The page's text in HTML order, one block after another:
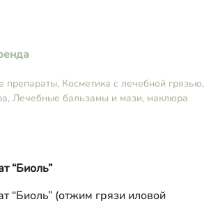
препараты, Косметика с лечебной грязью,
Лечебные бальзамы и мази, маклюра
“Биоль”
“Биоль” (отжим грязи иловой